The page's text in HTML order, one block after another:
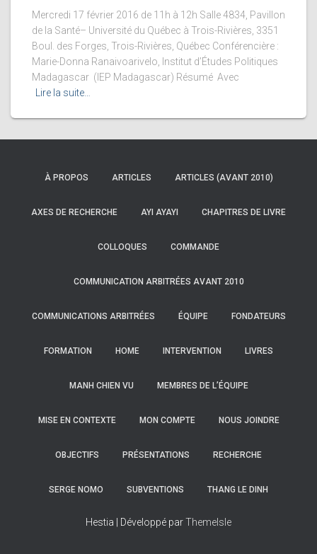
Mercredi 17 février 2016 de 11h à 12h Salle 4834, Pavillon
de la Santé– Université du Québec à Trois-Rivières, 3351
Boul. des Forges, Trois-Rivières, Québec Conférencière :
Marie-Donna Ranaivoarivelo, Institut d’Études Politiques
Madagascar (IEP Madagascar) Résumé Avec
Lire la suite…
À PROPOS ARTICLES ARTICLES (AVANT 2010)
AXES DE RECHERCHE AYI AYAYI CHAPITRES DE LIVRE
COLLOQUES COMMANDE
COMMUNICATION ARBITRÉES AVANT 2010
COMMUNICATIONS ARBITRÉES ÉQUIPE FONDATEURS
FORMATION HOME INTERVENTION LIVRES
MANH CHIEN VU MEMBRES DE L’ÉQUIPE
MISE EN CONTEXTE MON COMPTE NOUS JOINDRE
OBJECTIFS PRÉSENTATIONS RECHERCHE
SERGE NOMO SUBVENTIONS THANG LE DINH
Hestia | Développé parThemeIsle